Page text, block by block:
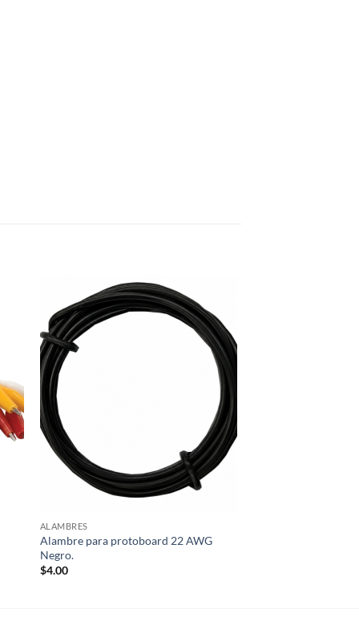
ALAMBRES
Alambre para protoboard 22 AWG
Negro.
$4.00